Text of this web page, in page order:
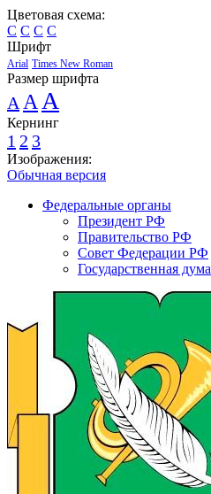
Цветовая схема:
C C C C
Шрифт
Arial Times New Roman
Размер шрифта
A A A
Кернинг
1 2 3
Изображения:
Обычная версия
Федеральные органы
Президент РФ
Правительство РФ
Совет Федерации РФ
Государственная дума